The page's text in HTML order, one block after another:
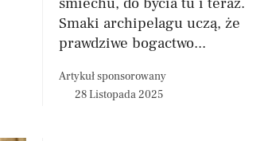
Smaki archipelagu uczą, że
prawdziwe bogactwo...
Artykuł sponsorowany
28 Listopada 2025